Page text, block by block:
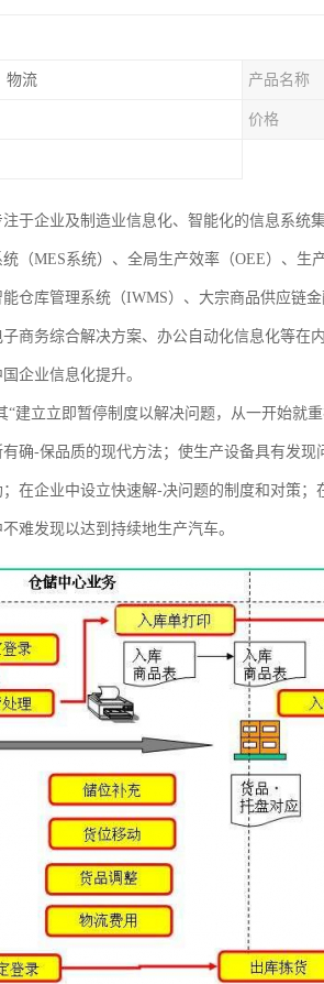
物流 产品名称
价格
于企业及制造业信息化、智能化的信息系
（MES系统）、全局生产效率（OEE）、
能仓库管理系统（IWMS）、大宗商品供应
商务综合解决方案、办公自动化信息化等在
企业信息化提升。
建立立即暂停制度以解决问题，从一开始就
确-保品质的现代方法；使生产设备具有发
在企业中设立快速解-决问题的制度和对策
难发现以达到持续地生产汽车。